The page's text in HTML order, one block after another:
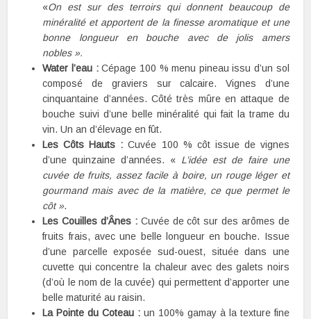
«On est sur des terroirs qui donnent beaucoup de
minéralité et apportent de la finesse aromatique et une
bonne longueur en bouche avec de jolis amers
nobles ».
Water l’eau :Cépage 100 % menu pineau issu d’un sol
composé de graviers sur calcaire. Vignes d’une
cinquantaine d’années. Côté très mûre en attaque de
bouche suivi d’une belle minéralité qui fait la trame du
vin. Un an d’élevage en fût.
Les Côts Hauts : Cuvée 100 % côt issue de vignes
d’une quinzaine d’années. « L’idée est de faire une
cuvée de fruits, assez facile à boire, un rouge léger et
gourmand mais avec de la matière, ce que permet le
côt ».
Les Couilles d’Ânes :Cuvée de côt sur des arômes de
fruits frais, avec une belle longueur en bouche. Issue
d’une parcelle exposée sud-ouest, située dans une
cuvette qui concentre la chaleur avec des galets noirs
(d’où le nom de la cuvée) qui permettent d’apporter une
belle maturité au raisin.
La Pointe du Coteau : un 100% gamay à la texture fine